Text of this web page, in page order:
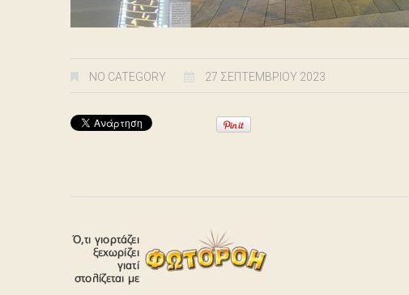
NO CATEGORY 27 ΣΕΠΤΕΜΒΡΊΟΥ 2023